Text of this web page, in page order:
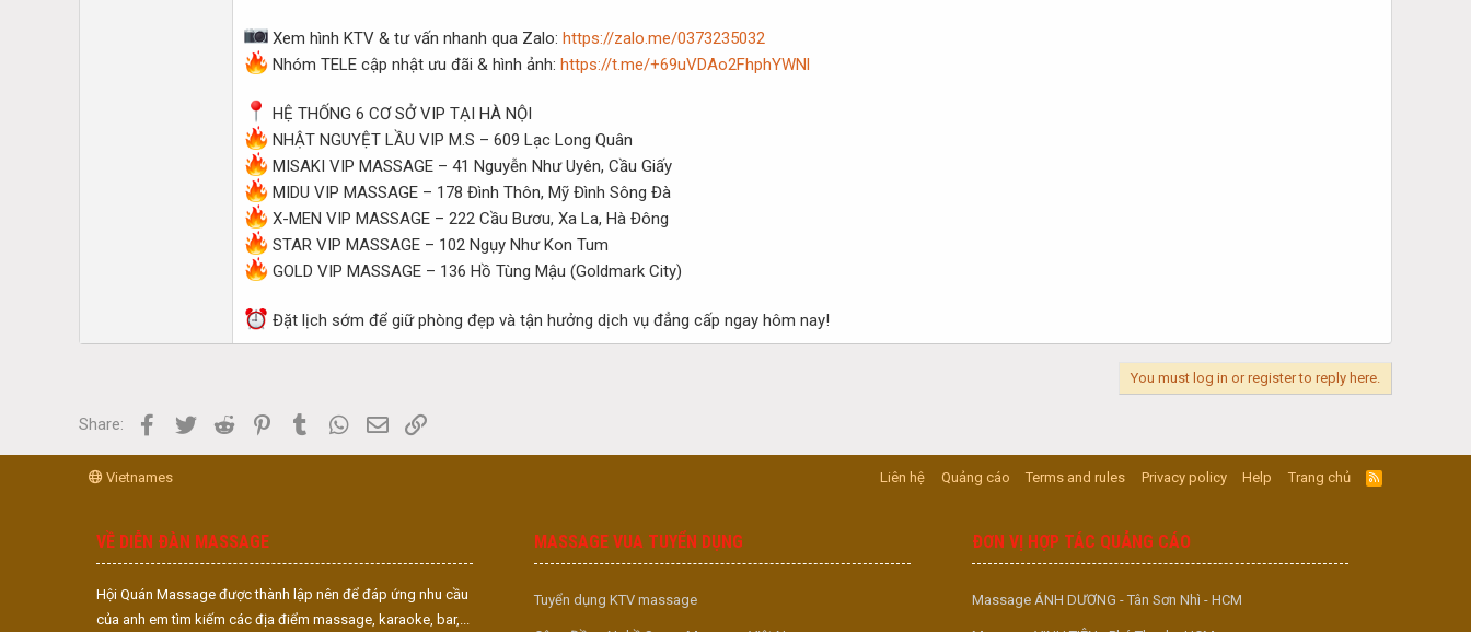
Xem hình KTV & tư vấn nhanh qua Zalo: https://zalo.me/0373235032
Nhóm TELE cập nhật ưu đãi & hình ảnh: https://t.me/+69uVDAo2FhphYWNl
HỆ THỐNG 6 CƠ SỞ VIP TẠI HÀ NỘI
NHẬT NGUYỆT LẦU VIP M.S – 609 Lạc Long Quân
MISAKI VIP MASSAGE – 41 Nguyễn Như Uyên, Cầu Giấy
MIDU VIP MASSAGE – 178 Đình Thôn, Mỹ Đình Sông Đà
X-MEN VIP MASSAGE – 222 Cầu Bươu, Xa La, Hà Đông
STAR VIP MASSAGE – 102 Ngụy Như Kon Tum
GOLD VIP MASSAGE – 136 Hồ Tùng Mậu (Goldmark City)
Đặt lịch sớm để giữ phòng đẹp và tận hưởng dịch vụ đẳng cấp ngay hôm nay!
You must log in or register to reply here.
Share: Facebook
Twitter Reddit PinterestTumblr WhatsApp
Email
Vietnames Liên hệ Quảng cáo Terms and rules Privacy policy Help Trang chủ
R
S
VỀ DIỄN ĐÀN MASSAGE
Hội Quán Massage được thành lập nên để đáp ứng nhu cầu
của anh em tìm kiếm các địa điểm massage, karaoke, bar,...
MASSAGE VUA TUYỂN DỤNG
Tuyển dụng KTV massage
ĐƠN VỊ HỢP TÁC QUẢNG CÁO
Massage ÁNH DƯƠNG - Tân Sơn Nhì - HCM